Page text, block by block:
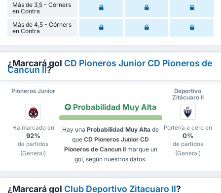
Más de 3,5 - Córners
en Contra
Más de 4,5 - Córners
en Contra
¿Marcará gol CD Pioneros Junior CD Pioneros de
Cancun II?
Pioneros Junior
Deportivo
Zitácuaro II
Ha marcado en
92%
de partidos
(General)
Probabilidad Muy Alta
Hay una Probabilidad Muy Alta de
que CD Pioneros Junior CD
Pioneros de Cancun IImarque un
gol, según nuestros datos.
Portería a cero en
0%
de partidos
(General)
¿Marcará gol Club Deportivo Zitacuaro II?